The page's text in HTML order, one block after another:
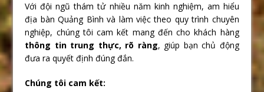
Với đội ngũ thám tử nhiều năm kinh nghiệm, am hiểu
địa bàn Quảng Bình và làm việc theo quy trình chuyên
nghiệp, chúng tôi cam kết mang đến cho khách hàng
thông tin trung thực, rõ ràng, giúp bạn chủ động
đưa ra quyết định đúng đắn.
Chúng tôi cam kết: